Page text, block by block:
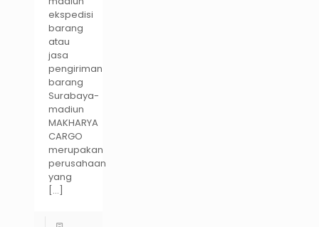
ekspedisi
barang
atau
jasa
pengiriman
barang
Surabaya-
madiun
MAKHARYA
CARGO
merupakan
perusahaan
yang
[…]